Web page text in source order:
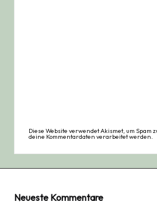
Diese Website verwendet Akismet, um Spam
deine Kommentardaten verarbeitet werden.
Neueste Kommentare